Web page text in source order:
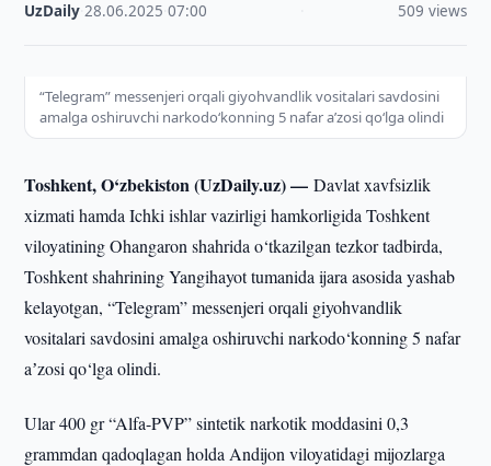
UzDaily ·28.06.2025 ·07:00 509 views
“Telegram” messenjeri orqali giyohvandlik vositalari savdosini
amalga oshiruvchi narkodo‘konning 5 nafar aʼzosi qo‘lga olindi
Toshkent, O‘zbekiston (UzDaily.uz) —Davlat xavfsizlik
xizmati hamda Ichki ishlar vazirligi hamkorligida Toshkent
viloyatining Ohangaron shahrida o‘tkazilgan tezkor tadbirda,
Toshkent shahrining Yangihayot tumanida ijara asosida yashab
kelayotgan, “Telegram” messenjeri orqali giyohvandlik
vositalari savdosini amalga oshiruvchi narkodo‘konning 5 nafar
aʼzosi qo‘lga olindi.
Ular 400 gr “Alfa-PVP” sintetik narkotik moddasini 0,3
grammdan qadoqlagan holda Andijon viloyatidagi mijozlarga